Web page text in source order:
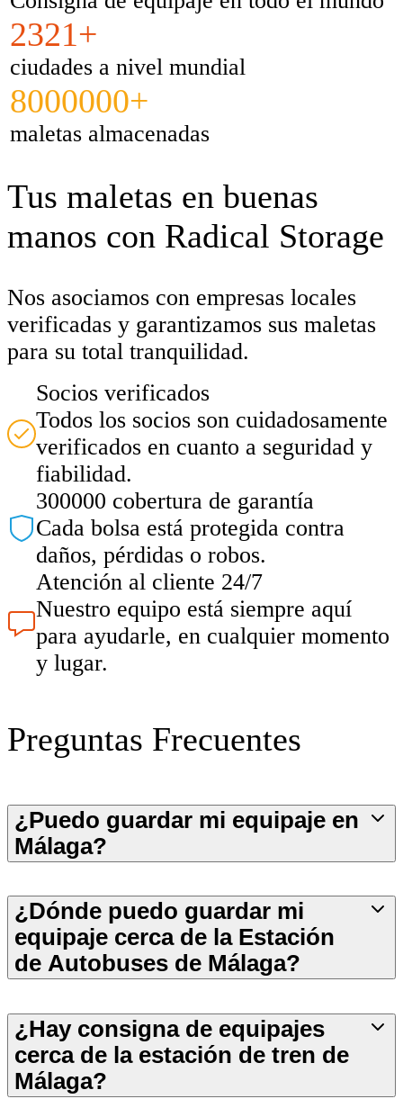
2321+
ciudades a nivel mundial
8000000+
maletas almacenadas
Tus maletas en buenas
manos con Radical Storage
Nos asociamos con empresas locales
verificadas y garantizamos sus maletas
para su total tranquilidad.
Socios verificados
Todos los socios son cuidadosamente
verificados en cuanto a seguridad y
fiabilidad.
300000 cobertura de garantía
Cada bolsa está protegida contra
daños, pérdidas o robos.
Atención al cliente 24/7
Nuestro equipo está siempre aquí
para ayudarle, en cualquier momento
y lugar.
Preguntas Frecuentes
¿Puedo guardar mi equipaje en
Málaga?
¿Dónde puedo guardar mi
equipaje cerca de la Estación
de Autobuses de Málaga?
¿Hay consigna de equipajes
cerca de la estación de tren de
Málaga?